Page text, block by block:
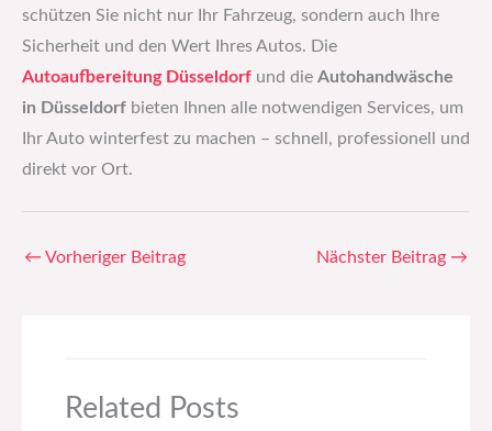
schützen Sie nicht nur Ihr Fahrzeug, sondern auch Ihre
Sicherheit und den Wert Ihres Autos. Die
Autoaufbereitung Düsseldorf und die Autohandwäsche
in Düsseldorf bieten Ihnen alle notwendigen Services, um
Ihr Auto winterfest zu machen – schnell, professionell und
direkt vor Ort.
← Vorheriger Beitrag Nächster Beitrag →
Related Posts